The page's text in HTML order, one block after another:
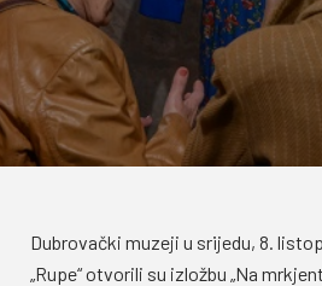
Dubrovački muzeji u srijedu, 8.
„Rupe“ otvorili su izložbu „Na